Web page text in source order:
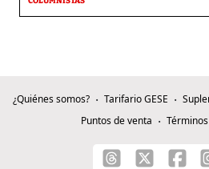
¿Quiénes somos? Tarifario GESE
Puntos de venta